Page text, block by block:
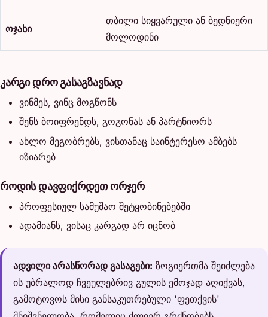
ოჯახი
თბილი სიყვარული ან ბედნიერი
მოლოდინი
კარგი დრო გასაგზავნად
ვინმეს, ვინც მოგწონს
შენს ბოიფრენდს, გოგონას ან პარტნიორს
ახლო მეგობრებს, ვისთანაც საინტერესო ამბებს
იზიარებ
როდის დავფიქრდეთ ორჯერ
პროფესიულ სამუშაო შეტყობინებებში
ადამიანს, ვისაც კარგად არ იცნობ
ადვილი არასწორად გასაგები: ზოგიერთმა შეიძლება
ის უბრალოდ ჩვეულებრივ გულის ემოჯად აღიქვას,
გამოტოვოს მისი განსაკუთრებული 'ფეთქვის'